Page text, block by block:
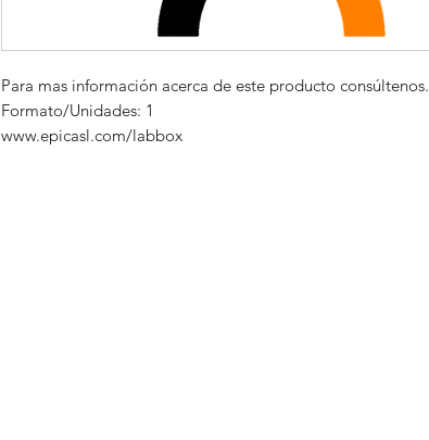
Para mas información acerca de este producto consúltenos.
Formato/Unidades: 1
www.epicasl.com/labbox